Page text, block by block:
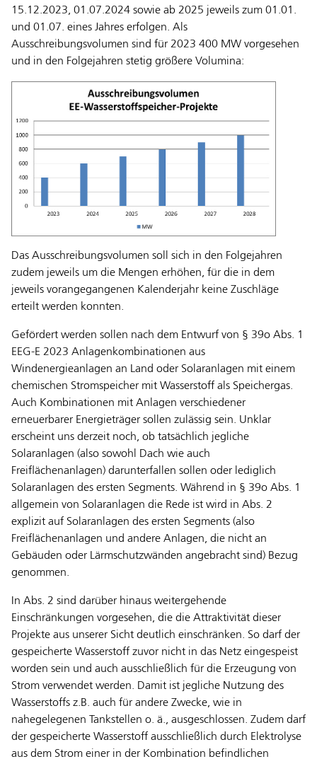
15.12.2023, 01.07.2024 sowie ab 2025 jeweils zum 01.01.
und 01.07. eines Jahres erfolgen. Als
Ausschreibungsvolumen sind für 2023 400 MW vorgesehen
und in den Folgejahren stetig größere Volumina:
Das Ausschreibungsvolumen soll sich in den Folgejahren
zudem jeweils um die Mengen erhöhen, für die in dem
jeweils vorangegangenen Kalenderjahr keine Zuschläge
erteilt werden konnten.
Gefördert werden sollen nach dem Entwurf von § 39o Abs. 1
EEG-E 2023 Anlagenkombinationen aus
Windenergieanlagen an Land oder Solaranlagen mit einem
chemischen Stromspeicher mit Wasserstoff als Speichergas.
Auch Kombinationen mit Anlagen verschiedener
erneuerbarer Energieträger sollen zulässig sein. Unklar
erscheint uns derzeit noch, ob tatsächlich jegliche
Solaranlagen (also sowohl Dach wie auch
Freiflächenanlagen) darunterfallen sollen oder lediglich
Solaranlagen des ersten Segments. Während in § 39o Abs. 1
allgemein von Solaranlagen die Rede ist wird in Abs. 2
explizit auf Solaranlagen des ersten Segments (also
Freiflächenanlagen und andere Anlagen, die nicht an
Gebäuden oder Lärmschutzwänden angebracht sind) Bezug
genommen.
In Abs. 2 sind darüber hinaus weitergehende
Einschränkungen vorgesehen, die die Attraktivität dieser
Projekte aus unserer Sicht deutlich einschränken. So darf der
gespeicherte Wasserstoff zuvor nicht in das Netz eingespeist
worden sein und auch ausschließlich für die Erzeugung von
Strom verwendet werden. Damit ist jegliche Nutzung des
Wasserstoffs z.B. auch für andere Zwecke, wie in
nahegelegenen Tankstellen o. ä., ausgeschlossen. Zudem darf
der gespeicherte Wasserstoff ausschließlich durch Elektrolyse
aus dem Strom einer in der Kombination befindlichen